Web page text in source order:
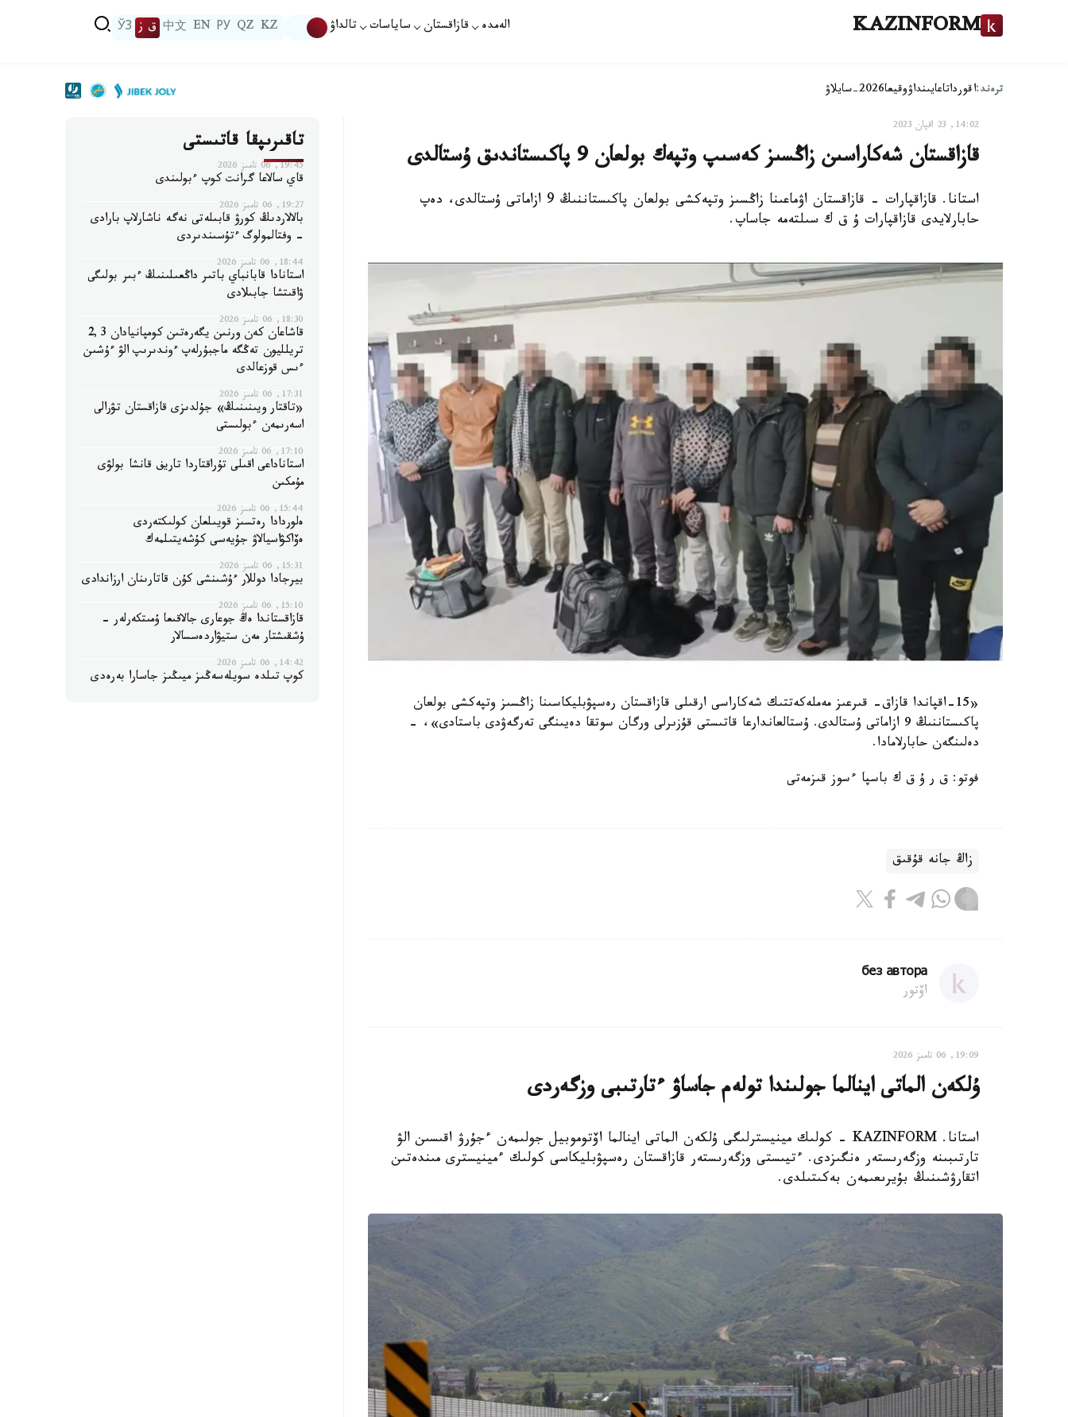
KAZINFORM الەمدە قازاقستان ساياسات تالداۋ KZ
QZ
РУ
EN
中文 ق ز ЎЗ
ترەند:اقورداتاعايىنداۋوقيعا2026-سايلاۋ
14:02, 23 اقپان 2023
قازاقستان شەكاراسىن زاڭسىز كەسىپ وتپەك بولعان 9 پاكىستاندىق ۇستالدى
استانا. قازاقپارات - قازاقستان اۋماعىنا زاڭسىز وتپەكشى بولعان پاكىستاننىڭ 9 ازاماتى ۇستالدى، دەپ
حابارلايدى قازاقپارات ۇ ق ك سىلتەمە جاساپ.
«15-اقپاندا قازاق- قىرعىز مەملەكەتتىك شەكاراسى ارقىلى قازاقستان رەسپۋبليكاسىنا زاڭسىز وتپەكشى بولعان
پاكىستاننىڭ 9 ازاماتى ۇستالدى. ۇستالعاندارعا قاتىستى قۇزىرلى ورگان سوتقا دەيىنگى تەرگەۋدى باستادى»، -
دەلىنگەن حابارلامادا.
فوتو: ق ر ۇ ق ك باسپا ءسوز قىزمەتى
زاڭ جانە قۇقىق
без автора
اۆتور
19:09, 06 تامىز 2026
ۇلكەن الماتى اينالما جولىندا تولەم جاساۋ ءتارتىبى وزگەردى
استانا. KAZINFORM - كولىك مينيسترلىگى ۇلكەن الماتى اينالما اۆتوموبيل جولىمەن ءجۇرۋ اقىسىن الۋ
تارتىبىنە وزگەرىستەر ەنگىزدى. ءتيىستى وزگەرىستەر قازاقستان رەسپۋبليكاسى كولىك ءمينيسترى مىندەتىن
اتقارۋشىنىڭ بۇيرىعىمەن بەكىتىلدى.
تاقىرىپقا قاتىستى
19:45, 06 تامىز 2026
قاي سالاعا گرانت كوپ ءبولىندى
19:27, 06 تامىز 2026
بالالاردىڭ كورۋ قابىلەتى نەگە ناشارلاپ بارادى
- وفتالمولوگ ءتۇسىندىردى
18:44, 06 تامىز 2026
استانادا قابانباي باتىر داڭعىلىنىڭ ءبىر بولىگى
ۋاقىتشا جابىلادى
18:30, 06 تامىز 2026
قاشاعان كەن ورنىن يگەرەتىن كومپانيادان 2,3
تريلليون تەڭگە ماجبۇرلەپ ءوندىرىپ الۋ ءۇشىن
ءىس قوزعالدى
17:31, 06 تامىز 2026
«تاقتار ويىنىنىڭ» جۇلدىزى قازاقستان تۋرالى
اسەرىمەن ءبولىستى
17:10, 06 تامىز 2026
استاناداعى اقىلى تۇراقتاردا تاريف قانشا بولۋى
مۇمكىن
15:44, 06 تامىز 2026
ەلوردادا رەتسىز قويىلعان كولىكتەردى
ەۆاكۋاسيالاۋ جۇيەسى كۇشەيتىلمەك
15:31, 06 تامىز 2026
بيرجادا دوللار ءۇشىنشى كۇن قاتارىنان ارزاندادى
15:10, 06 تامىز 2026
قازاقستاندا ەڭ جوعارى جالاقىعا ۇمىتكەرلەر -
ۇشقىشتار مەن ستيۋاردەسسالار
14:42, 06 تامىز 2026
كوپ تىلدە سويلەسەڭىز ميىڭىز جاسارا بەرەدى